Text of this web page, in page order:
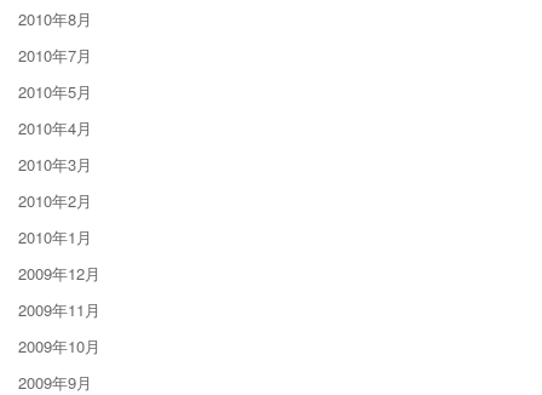
2010年8月
2010年7月
2010年5月
2010年4月
2010年3月
2010年2月
2010年1月
2009年12月
2009年11月
2009年10月
2009年9月